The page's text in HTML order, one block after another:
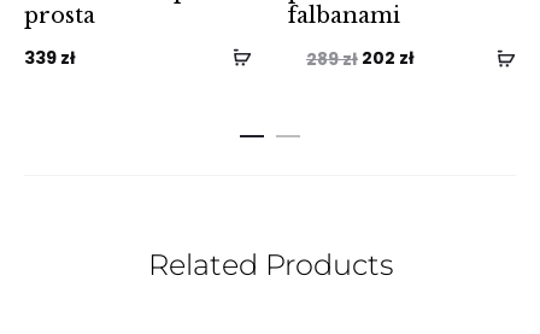
prosta
339 zł
falbanami
289zł Pierwotna
202 złAktualna
Related Products